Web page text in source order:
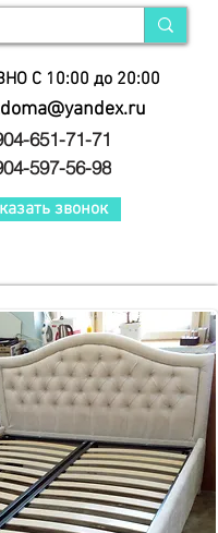
С 10:00 до 20:00
651-71-71
597-56-98
звонок